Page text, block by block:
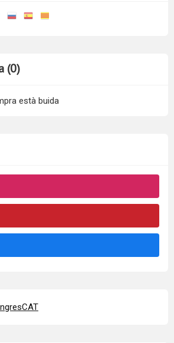
(0)
està buida